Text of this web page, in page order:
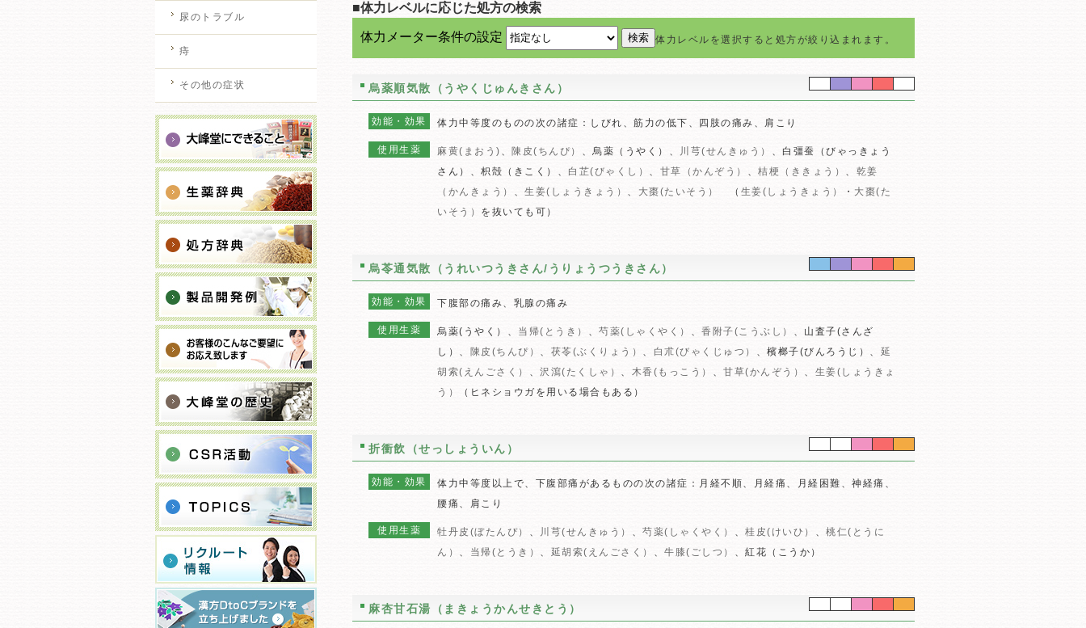
■体力レベルに応じた処方の検索
体力メーター条件の設定 体力レベルを選択すると処方が絞り込まれます。
烏薬順気散（うやくじゅんきさん）
効能・効果 体力中等度のものの次の諸症：しびれ、筋力の低下、四肢の痛み、肩こり
使用生薬 麻黄(まおう) 、 陳皮(ちんぴ） 、烏薬（うやく）、 川芎(せんきゅう）
、白彊蚕（びゃっきょう
さん）、枳殻（きこく）、 白芷(びゃくし） 、 甘草（かんぞう） 、 桔梗（ききょう） 、 乾姜
（かんきょう）
、 生姜(しょうきょう） 、 大棗(たいそう） （ 生姜(しょうきょう） ・ 大棗(た
いそう） を抜いても可）
烏苓通気散（うれいつうきさん/うりょうつうきさん）
効能・効果 下腹部の痛み、乳腺の痛み
使用生薬 烏薬(うやく）、 当帰(とうき） 、 芍薬(しゃくやく） 、 香附子(こうぶし）
、山査子(さんざ
し）、
陳皮(ちんぴ） 、 茯苓(ぶくりょう） 、 白朮(びゃくじゅつ） 、檳榔子(びんろうじ）、 延
胡索(えんごさく）
、 沢瀉(たくしゃ） 、 木香(もっこう） 、 甘草(かんぞう） 、 生姜(しょうきょ
う）
（ヒネショウガを用いる場合もある）
折衝飲（せっしょういん）
効能・効果
体力中等度以上で、下腹部痛があるものの次の諸症：月経不順、月経痛、月経困難、神経痛、
腰痛、肩こり
使用生薬 牡丹皮(ぼたんぴ） 、 川芎(せんきゅう） 、 芍薬(しゃくやく） 、 桂皮(けいひ） 、 桃仁(とうに
ん） 、 当帰(とうき） 、 延胡索(えんごさく） 、 牛膝(ごしつ） 、紅花（こうか）
麻杏甘石湯（まきょうかんせきとう）
尿のトラブル
痔
その他の症状